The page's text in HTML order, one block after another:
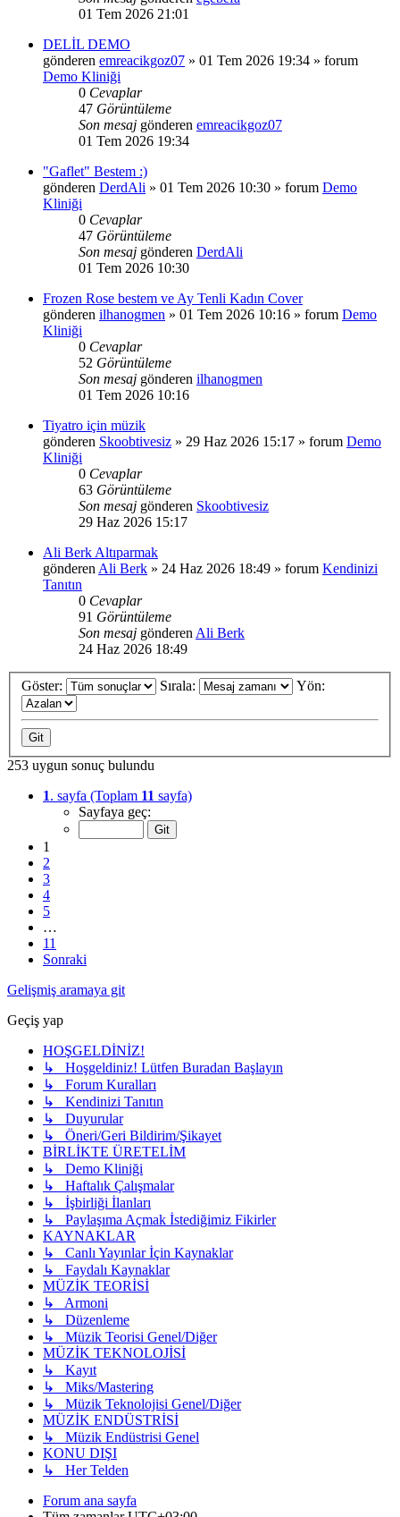
01 Tem 2026 21:01
DELİL DEMO
gönderen emreacikgoz07 » 01 Tem 2026 19:34 » forum
Demo Kliniği
0 Cevaplar
47 Görüntüleme
Son mesaj gönderen emreacikgoz07
01 Tem 2026 19:34
"Gaflet" Bestem :)
gönderen DerdAli » 01 Tem 2026 10:30 » forum Demo
Kliniği
0 Cevaplar
47 Görüntüleme
Son mesaj gönderen DerdAli
01 Tem 2026 10:30
Frozen Rose bestem ve Ay Tenli Kadın Cover
gönderen ilhanogmen » 01 Tem 2026 10:16 » forum Demo
Kliniği
0 Cevaplar
52 Görüntüleme
Son mesaj gönderen ilhanogmen
01 Tem 2026 10:16
Tiyatro için müzik
gönderen Skoobtivesiz » 29 Haz 2026 15:17 » forum Demo
Kliniği
0 Cevaplar
63 Görüntüleme
Son mesaj gönderen Skoobtivesiz
29 Haz 2026 15:17
Ali Berk Altıparmak
gönderen Ali Berk » 24 Haz 2026 18:49 » forum Kendinizi
Tanıtın
0 Cevaplar
91 Görüntüleme
Son mesaj gönderen Ali Berk
24 Haz 2026 18:49
Göster: Sırala: Yön:
253 uygun sonuç bulundu
1. sayfa (Toplam 11 sayfa)
Sayfaya geç:
1
2
3
4
5
…
11
Sonraki
Gelişmiş aramaya git
Geçiş yap
HOŞGELDİNİZ!
↳ Hoşgeldiniz! Lütfen Buradan Başlayın
↳ Forum Kuralları
↳ Kendinizi Tanıtın
↳ Duyurular
↳ Öneri/Geri Bildirim/Şikayet
BİRLİKTE ÜRETELİM
↳ Demo Kliniği
↳ Haftalık Çalışmalar
↳ İşbirliği İlanları
↳ Paylaşıma Açmak İstediğimiz Fikirler
KAYNAKLAR
↳ Canlı Yayınlar İçin Kaynaklar
↳ Faydalı Kaynaklar
MÜZİK TEORİSİ
↳ Armoni
↳ Düzenleme
↳ Müzik Teorisi Genel/Diğer
MÜZİK TEKNOLOJİSİ
↳ Kayıt
↳ Miks/Mastering
↳ Müzik Teknolojisi Genel/Diğer
MÜZİK ENDÜSTRİSİ
↳ Müzik Endüstrisi Genel
KONU DIŞI
↳ Her Telden
Forum ana sayfa